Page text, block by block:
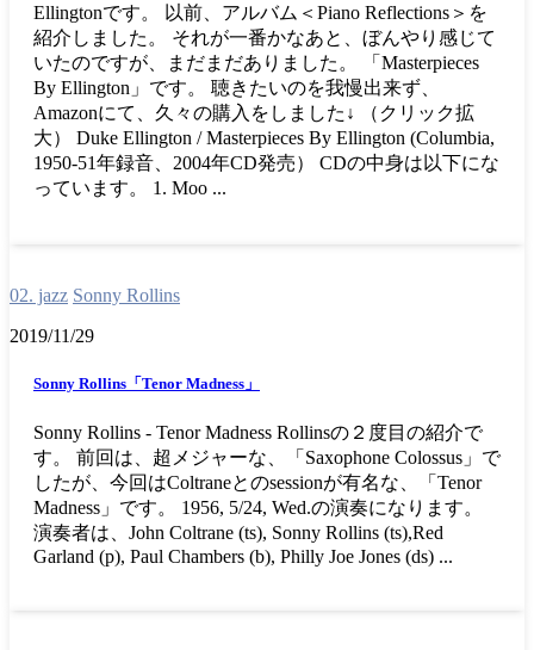
Ellingtonです。 以前、アルバム＜Piano Reflections＞を
紹介しました。 それが一番かなあと、ぼんやり感じて
いたのですが、まだまだありました。 「Masterpieces
By Ellington」です。 聴きたいのを我慢出来ず、
Amazonにて、久々の購入をしました↓ （クリック拡
大） Duke Ellington / Masterpieces By Ellington (Columbia,
1950-51年録音、2004年CD発売） CDの中身は以下にな
っています。 1. Moo ...
02. jazz Sonny Rollins
2019/11/29
Sonny Rollins「Tenor Madness」
Sonny Rollins - Tenor Madness Rollinsの２度目の紹介で
す。 前回は、超メジャーな、「Saxophone Colossus」で
したが、今回はColtraneとのsessionが有名な、「Tenor
Madness」です。 1956, 5/24, Wed.の演奏になります。
演奏者は、John Coltrane (ts), Sonny Rollins (ts),Red
Garland (p), Paul Chambers (b), Philly Joe Jones (ds) ...